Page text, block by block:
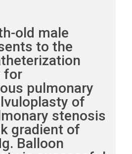
old male
to the
for
pulmonary
of
stenosis
gradient of
Balloon